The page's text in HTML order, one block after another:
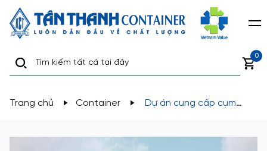
0
Trang chủ Container